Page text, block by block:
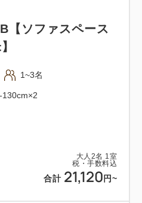
大人 2名 1室
税・手数料込
合計 21,120 円~
【ソファスペース
1~3名
130cm×2